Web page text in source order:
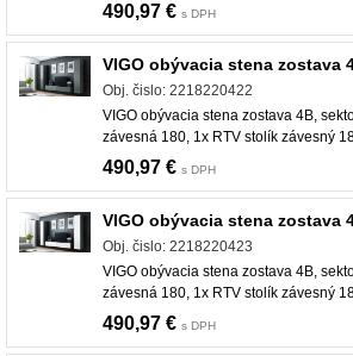
490,97 € s DPH
VIGO obývacia stena zostava
Obj. čislo: 2218220422
VIGO obývacia stena zostava 4B,
závesná 180, 1x RTV stolík závesný
490,97 € s DPH
VIGO obývacia stena zostava
Obj. čislo: 2218220423
VIGO obývacia stena zostava 4B,
závesná 180, 1x RTV stolík závesný
490,97 € s DPH